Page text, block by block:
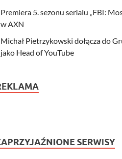
Premiera 5. sezonu serialu „FBI:
w AXN
Michał Pietrzykowski dołącza do
jako Head of YouTube
SERWISY